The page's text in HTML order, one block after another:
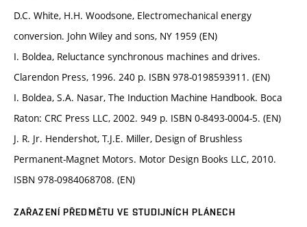
D.C. White, H.H. Woodsone, Electromechanical energy
conversion. John Wiley and sons, NY 1959 (EN)
I. Boldea, Reluctance synchronous machines and drives.
Clarendon Press, 1996. 240 p. ISBN 978-0198593911. (EN)
I. Boldea, S.A. Nasar, The Induction Machine Handbook. Boca
Raton: CRC Press LLC, 2002. 949 p. ISBN 0-8493-0004-5. (EN)
J. R. Jr. Hendershot, T.J.E. Miller, Design of Brushless
Permanent-Magnet Motors. Motor Design Books LLC, 2010.
ISBN 978-0984068708. (EN)
ZAŘAZENÍ PŘEDMĚTU VE STUDIJNÍCH PLÁNECH